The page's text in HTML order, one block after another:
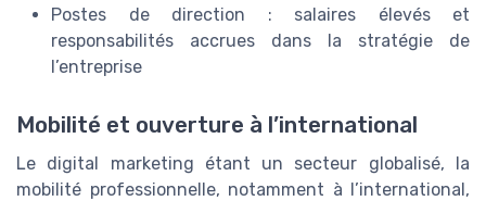
Postes de direction : salaires élevés et
responsabilités accrues dans la stratégie de
l’entreprise
Mobilité et ouverture à l’international
Le digital marketing étant un secteur globalisé, la
mobilité professionnelle, notamment à l’international,